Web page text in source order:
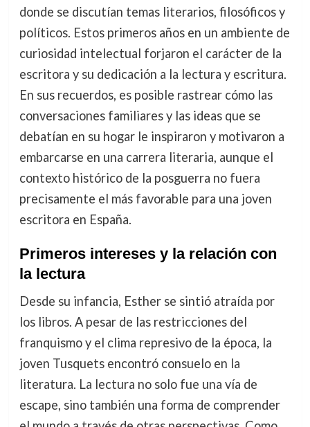
donde se discutían temas literarios, filosóficos y
políticos. Estos primeros años en un ambiente de
curiosidad intelectual forjaron el carácter de la
escritora y su dedicación a la lectura y escritura.
En sus recuerdos, es posible rastrear cómo las
conversaciones familiares y las ideas que se
debatían en su hogar le inspiraron y motivaron a
embarcarse en una carrera literaria, aunque el
contexto histórico de la posguerra no fuera
precisamente el más favorable para una joven
escritora en España.
Primeros intereses y la relación con
la lectura
Desde su infancia, Esther se sintió atraída por
los libros. A pesar de las restricciones del
franquismo y el clima represivo de la época, la
joven Tusquets encontró consuelo en la
literatura. La lectura no solo fue una vía de
escape, sino también una forma de comprender